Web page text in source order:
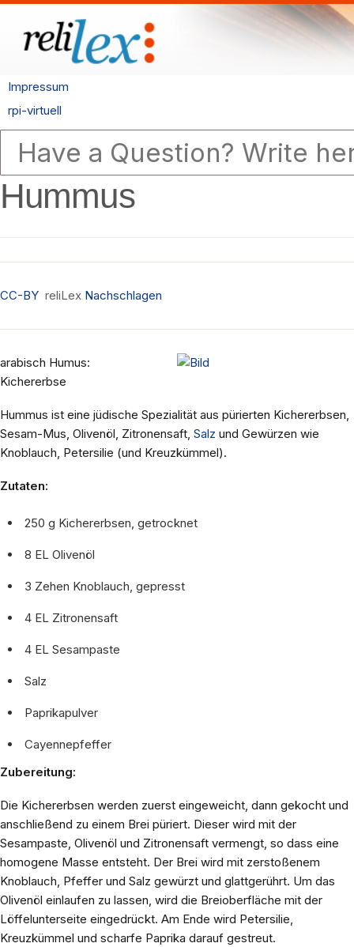
Impressum
rpi-virtuell
Hummus
CC-BY reliLex Nachschlagen
arabisch Humus:
Kichererbse
Hummus ist eine jüdische Spezialität aus pürierten Kichererbsen,
Sesam-Mus, Olivenöl, Zitronensaft, Salz und Gewürzen wie
Knoblauch, Petersilie (und Kreuzkümmel).
Zutaten:
250 g Kichererbsen, getrocknet
8 EL Olivenöl
3 Zehen Knoblauch, gepresst
4 EL Zitronensaft
4 EL Sesampaste
Salz
Paprikapulver
Cayennepfeffer
Zubereitung:
Die Kichererbsen werden zuerst eingeweicht, dann gekocht und
anschließend zu einem Brei püriert. Dieser wird mit der
Sesampaste, Olivenöl und Zitronensaft vermengt, so dass eine
homogene Masse entsteht. Der Brei wird mit zerstoßenem
Knoblauch, Pfeffer und Salz gewürzt und glattgerührt. Um das
Olivenöl einlaufen zu lassen, wird die Breioberfläche mit der
Löffelunterseite eingedrückt. Am Ende wird Petersilie,
Kreuzkümmel und scharfe Paprika darauf gestreut.